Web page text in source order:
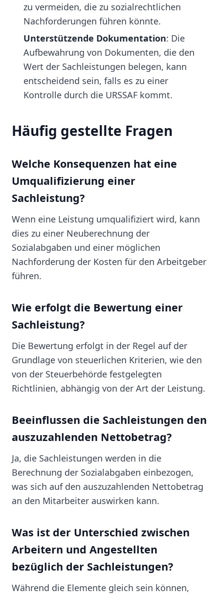
zu vermeiden, die zu sozialrechtlichen
Nachforderungen führen könnte.
Unterstützende Dokumentation: Die
Aufbewahrung von Dokumenten, die den
Wert der Sachleistungen belegen, kann
entscheidend sein, falls es zu einer
Kontrolle durch die URSSAF kommt.
Häufig gestellte Fragen
Welche Konsequenzen hat eine
Umqualifizierung einer
Sachleistung?
Wenn eine Leistung umqualifiziert wird, kann
dies zu einer Neuberechnung der
Sozialabgaben und einer möglichen
Nachforderung der Kosten für den Arbeitgeber
führen.
Wie erfolgt die Bewertung einer
Sachleistung?
Die Bewertung erfolgt in der Regel auf der
Grundlage von steuerlichen Kriterien, wie den
von der Steuerbehörde festgelegten
Richtlinien, abhängig von der Art der Leistung.
Beeinflussen die Sachleistungen den
auszuzahlenden Nettobetrag?
Ja, die Sachleistungen werden in die
Berechnung der Sozialabgaben einbezogen,
was sich auf den auszuzahlenden Nettobetrag
an den Mitarbeiter auswirken kann.
Was ist der Unterschied zwischen
Arbeitern und Angestellten
bezüglich der Sachleistungen?
Während die Elemente gleich sein können,